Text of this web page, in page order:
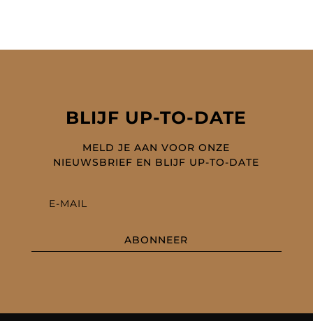
BLIJF UP-TO-DATE
MELD JE AAN VOOR ONZE
NIEUWSBRIEF EN BLIJF UP-TO-DATE
ABONNEER